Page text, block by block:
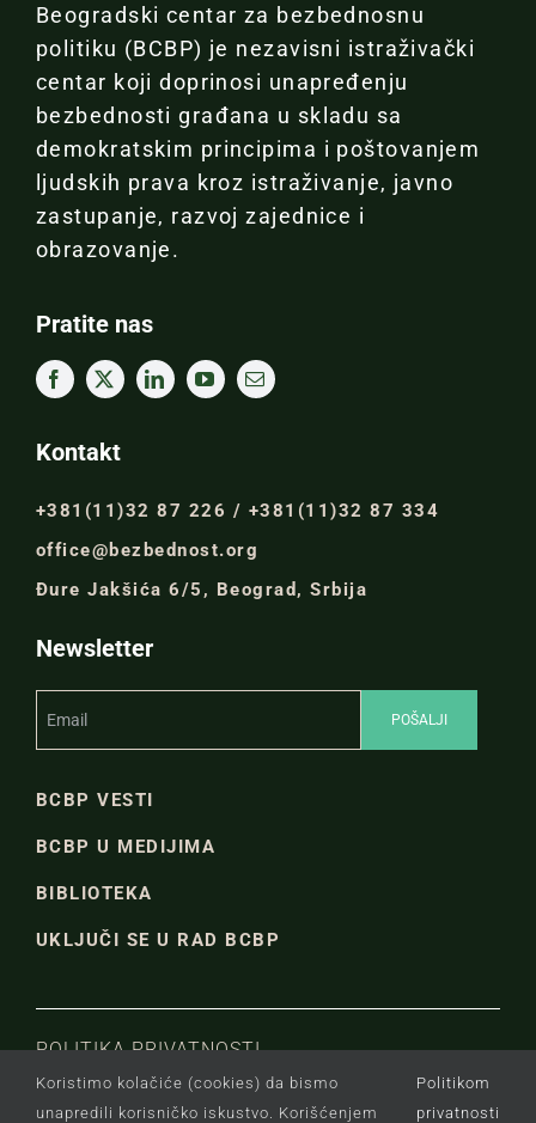
Beogradski centar za bezbednosnu
politiku (BCBP) je nezavisni istraživački
centar koji doprinosi unapređenju
bezbednosti građana u skladu sa
demokratskim principima i poštovanjem
ljudskih prava kroz istraživanje, javno
zastupanje, razvoj zajednice i
obrazovanje.
Pratite nas
Kontakt
+381(11)32 87 226 / +381(11)32 87 334
office@bezbednost.org
Đure Jakšića 6/5, Beograd, Srbija
Newsletter
BCBP VESTI
BCBP U MEDIJIMA
BIBLIOTEKA
UKLJUČI SE U RAD BCBP
POLITIKA PRIVATNOSTI
Koristimo kolačiće (cookies) da bismo
unapredili korisničko iskustvo. Korišćenjem
Politikom
privatnosti